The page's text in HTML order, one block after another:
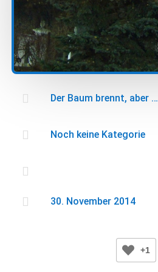
 Der Baum brennt, aber …
 Noch keine Kategorie

 30. November 2014
+1